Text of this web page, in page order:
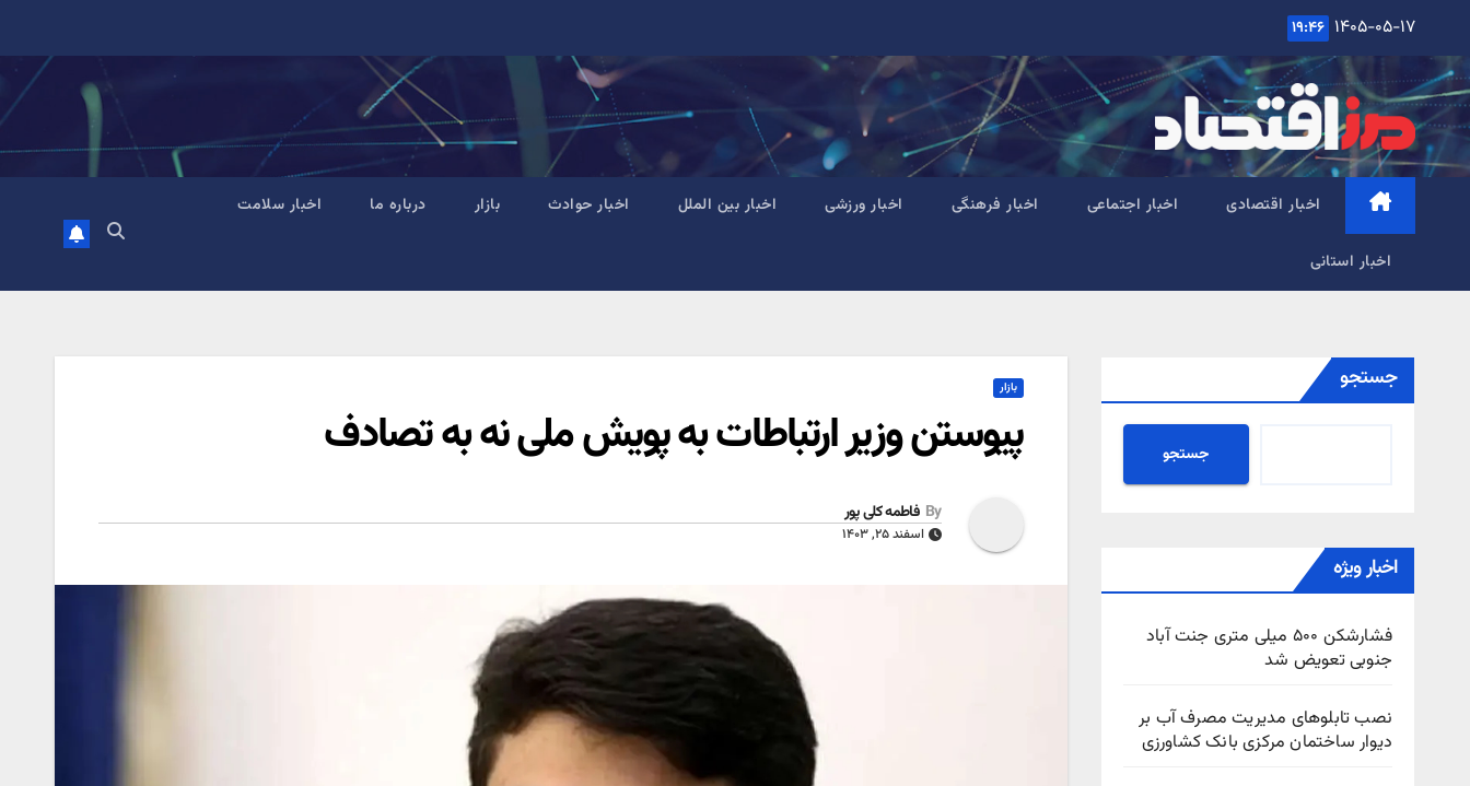
content
۱۴۰۵-۰۵-۱۷ ۱۹:۴۶
اخبار اقتصادی اخبار اجتماعی اخبار فرهنگی اخبار ورزشی اخبار بین الملل اخبار حوادث بازار درباره ما اخبار سلامت
اخبار استانی
جستجو
جستجو
اخبار ویژه
فشارشکن ۵۰۰ میلی متری جنت آباد
جنوبی تعویض شد
نصب تابلوهای مدیریت مصرف آب بر
دیوار ساختمان مرکزی بانک کشاورزی
بازار
پیوستن وزیر ارتباطات به پویش ملی نه به تصادف
By فاطمه کلی پور
اسفند ۲۵, ۱۴۰۳